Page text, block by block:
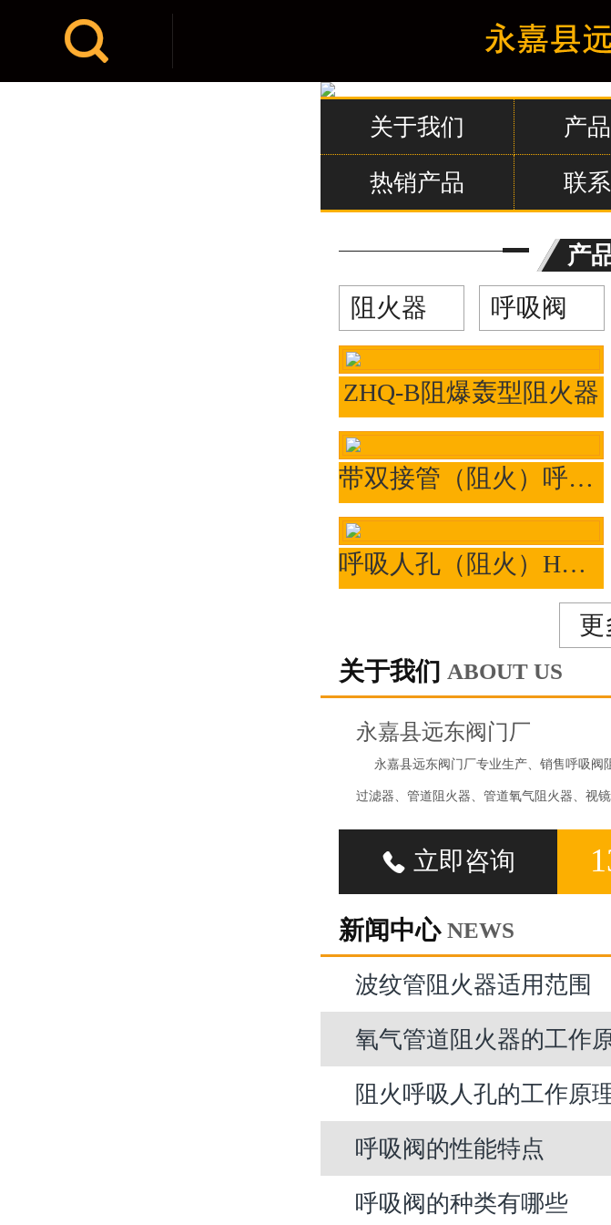

关于我们 产
热销产品 联
产
阻火器 呼吸阀
ZHQ-B阻爆轰型阻火器
带双接管（阻火）呼吸阀HXF-IIZ/HXF2
呼吸人孔（阻火）HXF-RZ
更
关于我们 ABOUT US
永嘉县远东阀门厂
永嘉县远东阀门厂专业生产、销售呼吸阀
过滤器、管道阻火器、管道氧气阻火器、视
 立即咨询
新闻中心 NEWS
波纹管阻火器适用范围
氧气管道阻火器的工作
阻火呼吸人孔的工作原
呼吸阀的性能特点
呼吸阀的种类有哪些